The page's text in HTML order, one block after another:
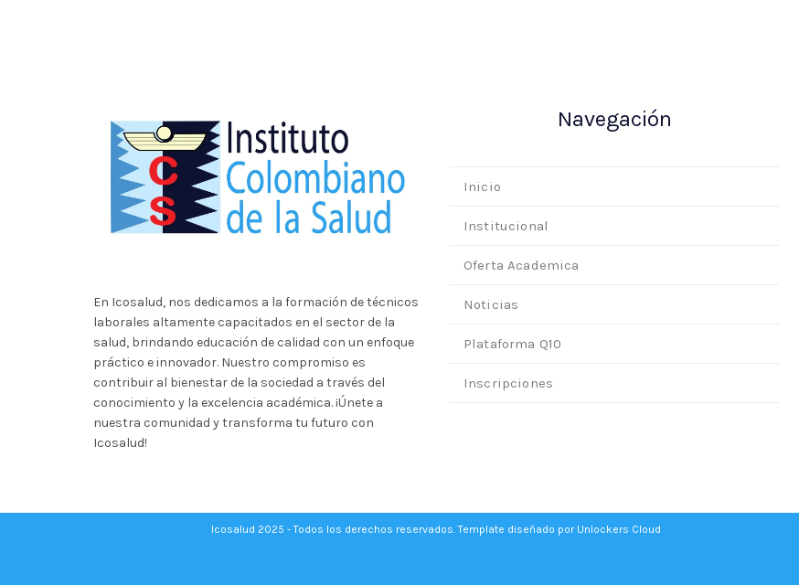
En Icosalud, nos dedicamos a la formación de técnicos
laborales altamente capacitados en el sector de la
salud, brindando educación de calidad con un enfoque
práctico e innovador. Nuestro compromiso es
contribuir al bienestar de la sociedad a través del
conocimiento y la excelencia académica. ¡Únete a
nuestra comunidad y transforma tu futuro con
Icosalud!
Navegación
Inicio
Institucional
Oferta Academica
Noticias
Plataforma Q10
Inscripciones
Icosalud 2025 - Todos los derechos reservados. Template diseñado por Unlockers Cloud